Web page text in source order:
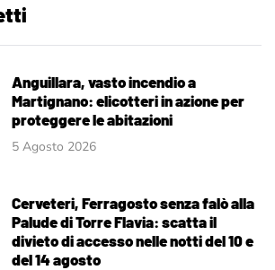
Anguillara, vasto incendio a
Martignano: elicotteri in azione per
proteggere le abitazioni
5 Agosto 2026
Cerveteri, Ferragosto senza falò alla
Palude di Torre Flavia: scatta il
divieto di accesso nelle notti del 10 e
del 14 agosto